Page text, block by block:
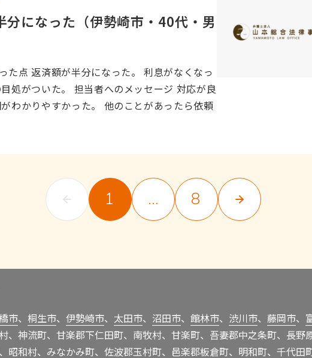
分になった（伊勢崎市・40代・男
た点 返済額が半分になった。 利息がなくなっ
処がついた。 担当者へのメッセージ 対応が良
わかりやすかった。 他のことがあったら依頼
1 … 8
市、 桐生市、 伊勢崎市、 太田市、 沼田市、 館林市、 渋川市、 藤岡市、
、神流町、甘楽郡下仁田町、南牧村、甘楽町、吾妻郡中之条町、長
昭和村、みなかみ町、佐波郡玉村町、邑楽郡板倉町、明和町、千代